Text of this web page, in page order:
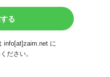
info[at]zaim.net に
ださい。